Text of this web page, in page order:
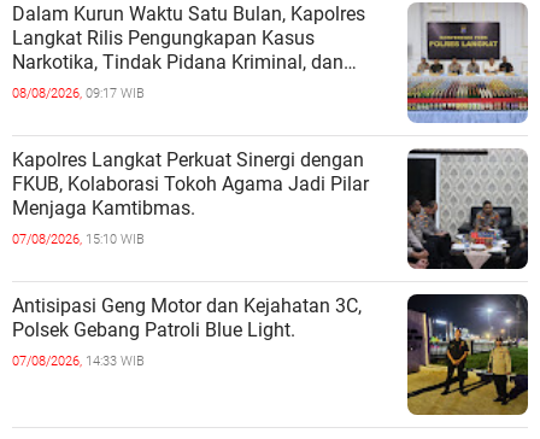
Dalam Kurun Waktu Satu Bulan, Kapolres
Langkat Rilis Pengungkapan Kasus
Narkotika, Tindak Pidana Kriminal, dan
Kekerasan Seksual terhadap Anak.
08/08/2026, 09:17 WIB
Kapolres Langkat Perkuat Sinergi dengan
FKUB, Kolaborasi Tokoh Agama Jadi Pilar
Menjaga Kamtibmas.
07/08/2026, 15:10 WIB
Antisipasi Geng Motor dan Kejahatan 3C,
Polsek Gebang Patroli Blue Light.
07/08/2026, 14:33 WIB